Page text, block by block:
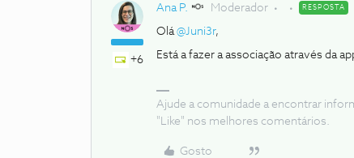
+6
Ana P. Moderador RESPOSTA
Olá@Juni3r,
Está a fazer a associação através da
Ajude a comunidade a encontrar
"Like" nos melhores comentários.
Gosto